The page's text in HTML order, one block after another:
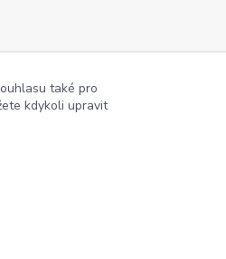
také pro
kdykoli upravit